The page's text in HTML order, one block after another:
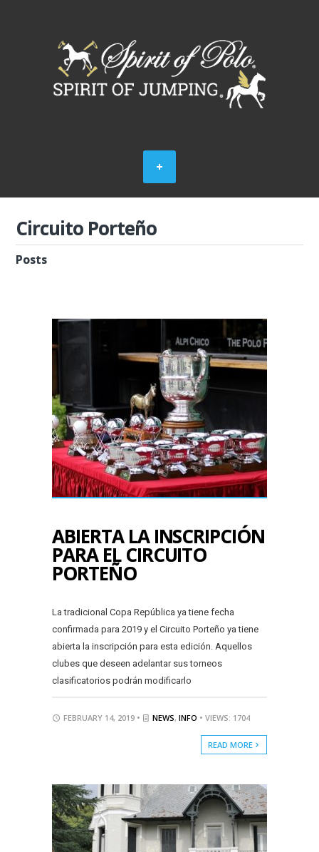
Circuito Porteño
Posts
ABIERTA LA INSCRIPCIÓN
PARA EL CIRCUITO
PORTEÑO
La tradicional Copa República ya tiene fecha
confirmada para 2019 y el Circuito Porteño ya tiene
abierta la inscripción para esta edición. Aquellos
clubes que deseen adelantar sus torneos
clasificatorios podrán modificarlo
FEBRUARY 14, 2019 • NEWS, INFO • VIEWS: 1704
READ MORE